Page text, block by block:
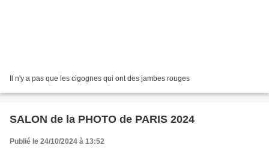
Il n'y a pas que les cigognes qui ont des jambes rouges
SALON de la PHOTO de PARIS 2024
Publié le 24/10/2024 à 13:52